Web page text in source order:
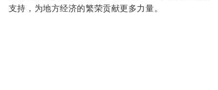
支持，为地方经济的繁荣贡献更多力量。